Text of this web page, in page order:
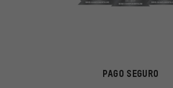
PAGO SEGURO